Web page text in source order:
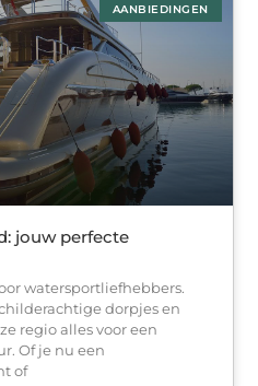
AANBIEDINGEN
jouw perfecte
watersportliefhebbers.
dorpjes en
regio alles voor een
Of je nu een
of